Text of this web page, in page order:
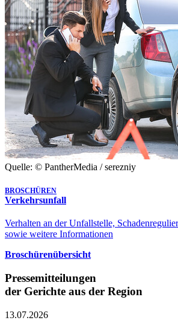
Quelle: © PantherMedia / serezniy
BROSCHÜREN
Verkehrsunfall
Verhalten an der Unfallstelle,
sowie weitere Informationen
Broschürenübersicht
Pressemitteilungen
der Gerichte aus der Region
13.07.2026